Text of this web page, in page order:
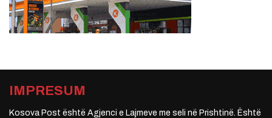
IMPRESUM
Kosova Post është Agjenci e Lajmeve me seli në Prishtinë. Është